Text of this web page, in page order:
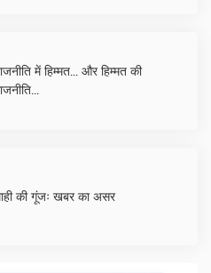
में हिम्मत... और हिम्मत की
की गूंजः खबर का असर